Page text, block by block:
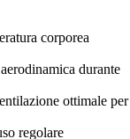
corporea
durante
ottimale per
regolare